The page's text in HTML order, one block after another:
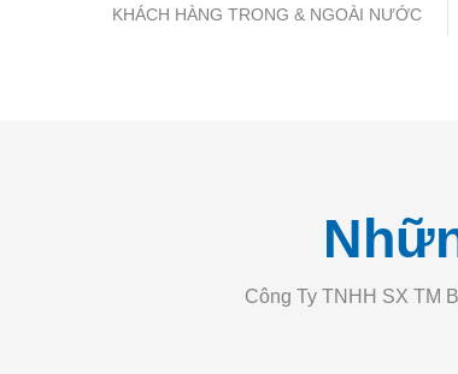
KHÁCH HÀNG TRONG & NGOÀI NƯỚC
Công Ty TNHH SX TM